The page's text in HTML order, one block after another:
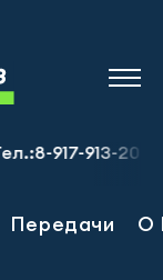
917-913-20-71
Передачи О